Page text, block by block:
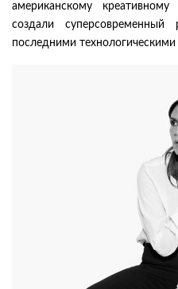
американскому
создали
последними